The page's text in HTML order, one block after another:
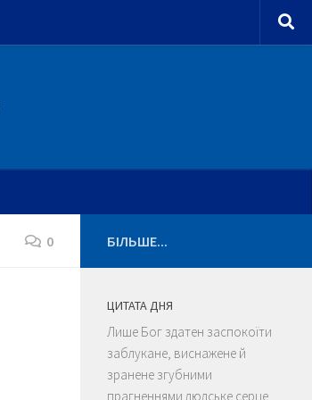
0 БІЛЬШЕ...
ЦИТАТА ДНЯ
Лише Бог здатен заспокоїти
заблукане, виснажене й
зранене згубними
прагненнями людське серце